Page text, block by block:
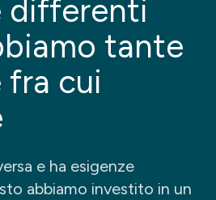
differenti
tante
cui
e ha esigenze
abbiamo investito in un